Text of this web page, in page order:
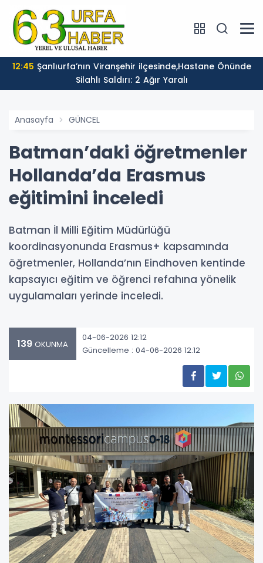
12:45
Silahlı Saldırı: 2 Ağır Yaralı
Anasayfa GÜNCEL
Batman’daki öğretmenler
Hollanda’da Erasmus
eğitimini inceledi
Batman İl Milli Eğitim Müdürlüğü
koordinasyonunda Erasmus+ kapsamında
öğretmenler, Hollanda’nın Eindhoven kentinde
kapsayıcı eğitim ve öğrenci refahına yönelik
uygulamaları yerinde inceledi.
139 OKUNMA
04-06-2026 12:12
Güncelleme : 04-06-2026 12:12